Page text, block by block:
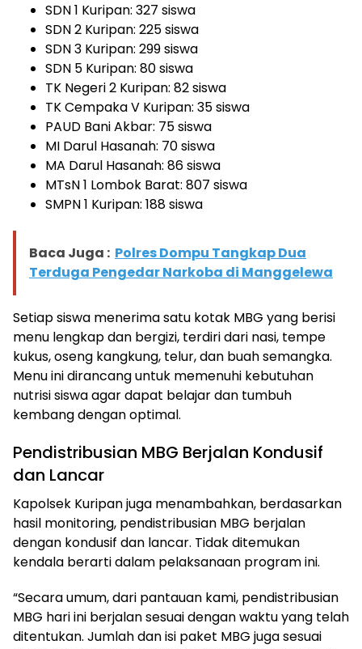
SDN 1 Kuripan: 327 siswa
SDN 2 Kuripan: 225 siswa
SDN 3 Kuripan: 299 siswa
SDN 5 Kuripan: 80 siswa
TK Negeri 2 Kuripan: 82 siswa
TK Cempaka V Kuripan: 35 siswa
PAUD Bani Akbar: 75 siswa
MI Darul Hasanah: 70 siswa
MA Darul Hasanah: 86 siswa
MTsN 1 Lombok Barat: 807 siswa
SMPN 1 Kuripan: 188 siswa
Baca Juga : Polres Dompu Tangkap Dua
Terduga Pengedar Narkoba di Manggelewa
Setiap siswa menerima satu kotak MBG yang berisi
menu lengkap dan bergizi, terdiri dari nasi, tempe
kukus, oseng kangkung, telur, dan buah semangka.
Menu ini dirancang untuk memenuhi kebutuhan
nutrisi siswa agar dapat belajar dan tumbuh
kembang dengan optimal.
Pendistribusian MBG Berjalan Kondusif
dan Lancar
Kapolsek Kuripan juga menambahkan, berdasarkan
hasil monitoring, pendistribusian MBG berjalan
dengan kondusif dan lancar. Tidak ditemukan
kendala berarti dalam pelaksanaan program ini.
“Secara umum, dari pantauan kami, pendistribusian
MBG hari ini berjalan sesuai dengan waktu yang telah
ditentukan. Jumlah dan isi paket MBG juga sesuai